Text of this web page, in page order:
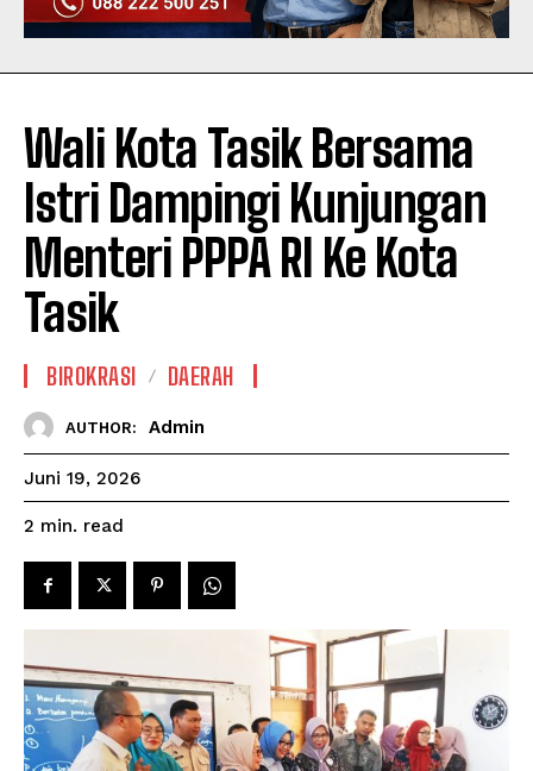
Wali Kota Tasik Bersama
Istri Dampingi Kunjungan
Menteri PPPA RI Ke Kota
Tasik
BIROKRASI DAERAH
AUTHOR: Admin
Juni 19, 2026
2 min. read